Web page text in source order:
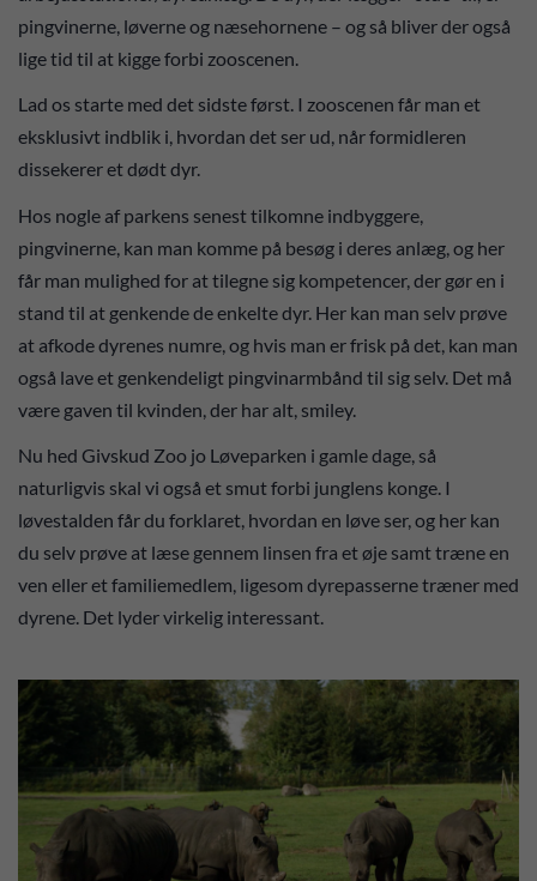
pingvinerne, løverne og næsehornene – og så bliver der også
lige tid til at kigge forbi zooscenen.
Lad os starte med det sidste først. I zooscenen får man et
eksklusivt indblik i, hvordan det ser ud, når formidleren
dissekerer et dødt dyr.
Hos nogle af parkens senest tilkomne indbyggere,
pingvinerne, kan man komme på besøg i deres anlæg, og her
får man mulighed for at tilegne sig kompetencer, der gør en i
stand til at genkende de enkelte dyr. Her kan man selv prøve
at afkode dyrenes numre, og hvis man er frisk på det, kan man
også lave et genkendeligt pingvinarmbånd til sig selv. Det må
være gaven til kvinden, der har alt, smiley.
Nu hed Givskud Zoo jo Løveparken i gamle dage, så
naturligvis skal vi også et smut forbi junglens konge. I
løvestalden får du forklaret, hvordan en løve ser, og her kan
du selv prøve at læse gennem linsen fra et øje samt træne en
ven eller et familiemedlem, ligesom dyrepasserne træner med
dyrene. Det lyder virkelig interessant.